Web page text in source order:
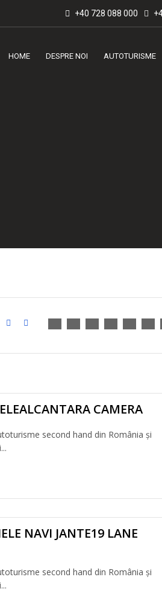
+40 728 088 000
HOME DESPRE NOI AUTOTURISME
CAMERA
second hand din România și
NAVI JANTE19 LANE
second hand din România și